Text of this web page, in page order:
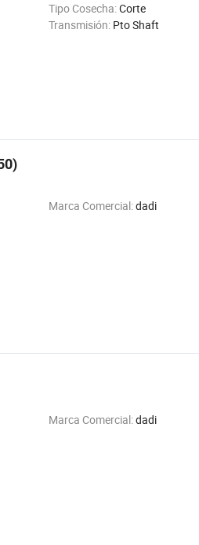
Tipo Cosecha:Corte
Transmisión: Pto Shaft
Marca Comercial:dadi
Marca Comercial:dadi